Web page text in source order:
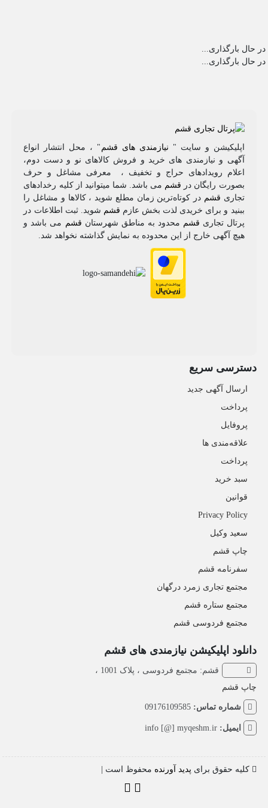
در حال بارگذاری...
در حال بارگذاری...
اپلیکیشن و سایت " نیازمندی های قشم " ، محل انتشار انواع
آگهی و نیازمندی های خرید و فروش کالاهای نو و دست‌ دوم،
اعلام رویدادهای حراج و تخفیف ، معرفی مشاغل و حرف
بصورت رایگان در قشم می باشد. شما میتوانید از کلیه رخدادهای
تجاری قشم در کوتاه‌ترین زمان مطلع شوید ، کالاها و مشاغل را
ببنید و برای خریدی لذت بخش عازم قشم شوید. ثبت اطلاعات در
پرتال تجاری قشم محدود به مناطق شهرستان قشم می باشد و
هیچ آگهی خارج از این محدوده به نمایش گذاشته نخواهد شد.
دسترسی سریع
ارسال آگهی جدید
پرداخت
پروفایل
علاقه‌مندی ها
پرداخت
سبد خرید
قوانین
Privacy Policy
سعید وکیل
چاپ قشم
سفرنامه قشم
مجتمع تجاری زمرد درگهان
مجتمع ستاره قشم
مجتمع فردوسی قشم
دانلود اپلیکیشن نیازمندی های قشم
قشم: مجتمع فردوسی ، پلاک 1001 ،
چاپ قشم
شماره تماس:09176109585
ایمیل:info [@] myqeshm.ir
کلیه حقوق برای پدید آورنده محفوظ است |